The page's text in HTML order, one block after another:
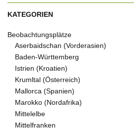
KATEGORIEN
Beobachtungsplätze
Aserbaidschan (Vorderasien)
Baden-Württemberg
Istrien (Kroatien)
Krumltal (Österreich)
Mallorca (Spanien)
Marokko (Nordafrika)
Mittelelbe
Mittelfranken